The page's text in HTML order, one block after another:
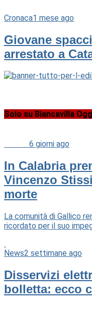
Cronaca1 mese ago
Giovane
arrestato a
Solo su Biancavilla
6 giorni ago
In Calabria
Vincenzo
morte
La comunità di Gallico
ricordato per il suo
News2 settimane ago
Disservizi
bolletta: ecco